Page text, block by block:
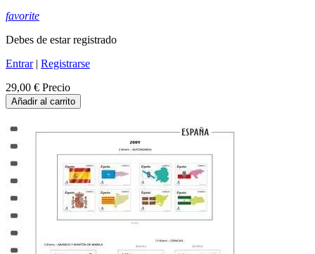
favorite
Debes de estar registrado
Entrar| Registrarse
29,00 € Precio
Añadir al carrito